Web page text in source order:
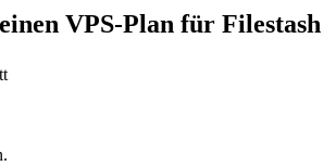
VPS-Plan für Filestash